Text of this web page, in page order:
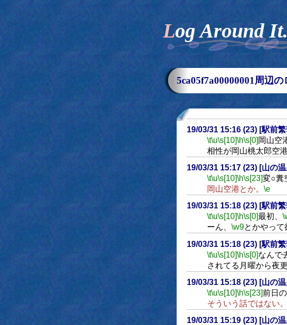
Log Around It.
5ca05f7a00000001周辺の
19/03/31 15:16 (23) [駅前
\t\u\s[10]\h\s[0] 岡山空
相性が岡山桃太郎空港
19/03/31 15:17 (23) [山の
\t\u\s[10]\h\s[23]変○糞
岡山空港とか。 \e
19/03/31 15:18 (23) [駅前
\t\u\s[10]\h\s[0]最初、
ーん、 \w9とかやって
19/03/31 15:18 (23) [駅前
\t\u\s[10]\h\s[0]なんで
されてる月曜から夜
19/03/31 15:18 (23) [山の
\t\u\s[10]\h\s[23]前日
そういう話ではない。
19/03/31 15:19 (23) [山の